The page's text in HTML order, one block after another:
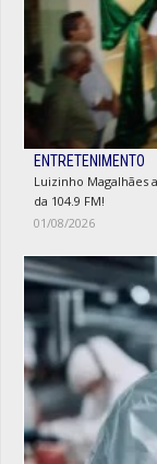
ENTRETENIMENTO
Luizinho Magalhães
da 104.9 FM!
01/08/2026